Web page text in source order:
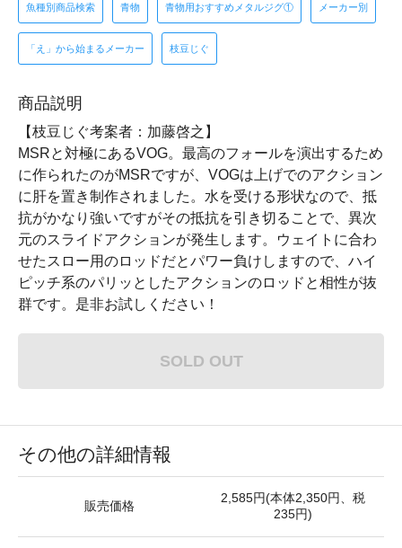
魚種別商品検索 青物 青物用おすすめメタルジグ① メーカー別
「え」から始まるメーカー 枝豆じぐ
商品説明
【枝豆じぐ考案者：加藤啓之】
MSRと対極にあるVOG。最高のフォールを演出するため
に作られたのがMSRですが、VOGは上げでのアクション
に肝を置き制作されました。水を受ける形状なので、抵
抗がかなり強いですがその抵抗を引き切ることで、異次
元のスライドアクションが発生します。ウェイトに合わ
せたスロー用のロッドだとパワー負けしますので、ハイ
ピッチ系のパリッとしたアクションのロッドと相性が抜
群です。是非お試しください！
SOLD OUT
その他の詳細情報
販売価格
2,585円(本体2,350円、税
235円)